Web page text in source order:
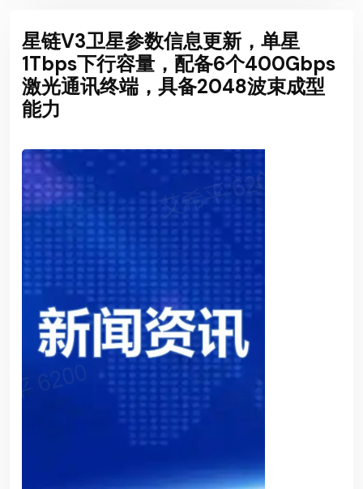
星链V3卫星参数信息更新，单星
1Tbps下行容量，配备6个400Gbps
激光通讯终端，具备2048波束成型
能力